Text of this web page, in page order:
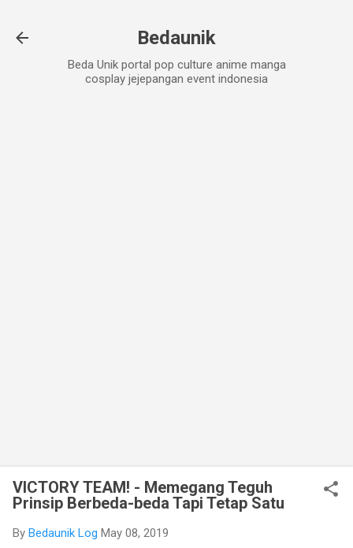
Bedaunik
Beda Unik portal pop culture anime manga
cosplay jejepangan event indonesia
VICTORY TEAM! - Memegang Teguh
Prinsip Berbeda-beda Tapi Tetap Satu
By Bedaunik Log May 08, 2019